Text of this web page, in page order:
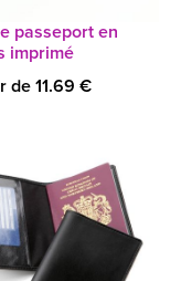
passeport en
imprimé
de 11.69 €